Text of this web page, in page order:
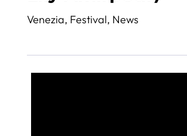
Venezia, Festival, News